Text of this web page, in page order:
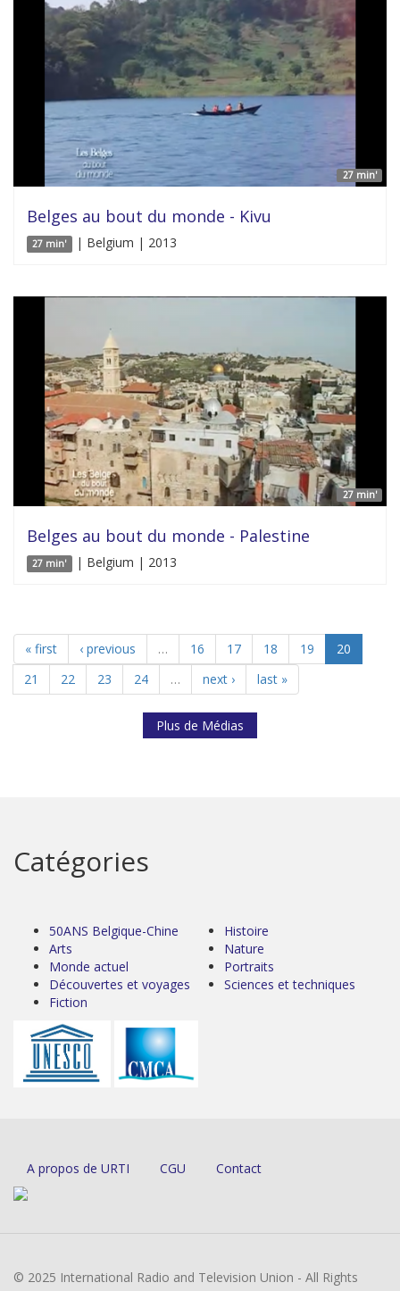
27 min'
Belges au bout du monde - Kivu
27 min' | Belgium | 2013
27 min'
Belges au bout du monde - Palestine
27 min' | Belgium | 2013
« first ‹ previous … 16 17 18 19
20
21
22 23 24 … next › last »
Plus de Médias
Catégories
50ANS Belgique-Chine
Arts
Monde actuel
Découvertes et voyages
Fiction
Histoire
Nature
Portraits
Sciences et techniques
A propos de URTI CGU Contact
© 2025 International Radio and Television Union - All Rights